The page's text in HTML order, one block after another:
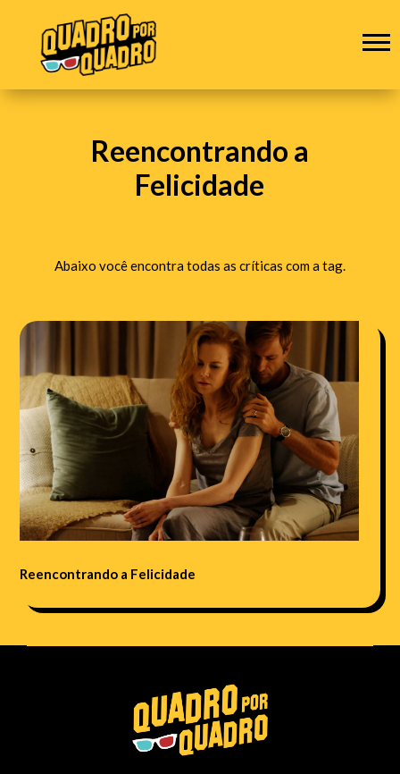
Reencontrando a
Felicidade
Abaixo você encontra todas as críticas com a tag.
Reencontrando a Felicidade